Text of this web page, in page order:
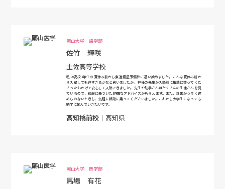
岡山大学 歯学部
佐竹 輝咲
土佐高等学校
私は高校3年生の夏休み前から東進衛星予備校に通い始めました。こんな夏休み前か
ら入塾しても遅すぎるかなと思いましたが、担任の先生が入塾前に相談に乗ってくだ
さったおかげで安心して入塾できました。先生や助手さんはたくさんの生徒さんを見
ているので、経験に基づいた的確なアドバイスがもらえます。また、計画がうまく進
められないときも、気軽に相談に乗ってくださいました。これから大学生になっても
勉学に励んでいきたいです。
高知橋前校 ｜高知県
岡山大学 医学部
馬場 有花